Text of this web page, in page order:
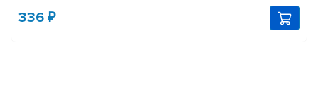
336 ₽